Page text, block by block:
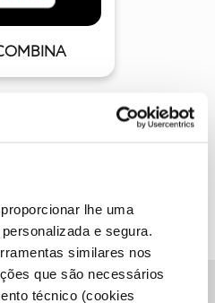
lhe uma
e segura.
similares nos
que são necessários
técnico (cookies
de julho